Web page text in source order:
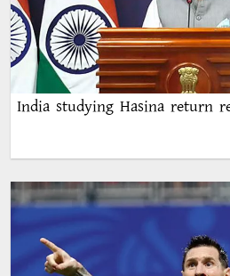
India studying Hasina return